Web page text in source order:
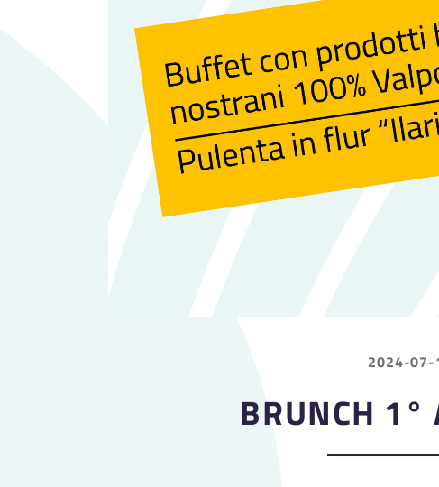
2024-07-
BRUNCH 1°